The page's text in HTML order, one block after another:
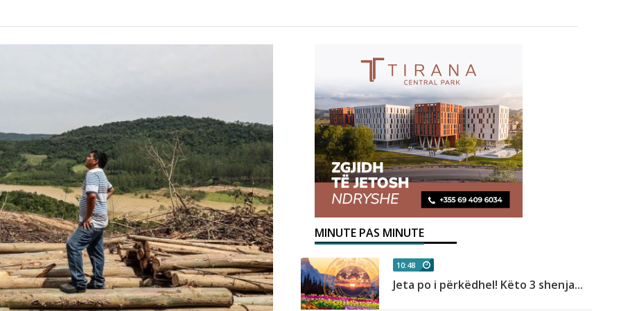
MINUTE PAS MINUTE
7:48
Përmbytje në Indi, raportohet për
100 të...
10:48
Jeta po i përkëdhel! Këto 3 shenja...